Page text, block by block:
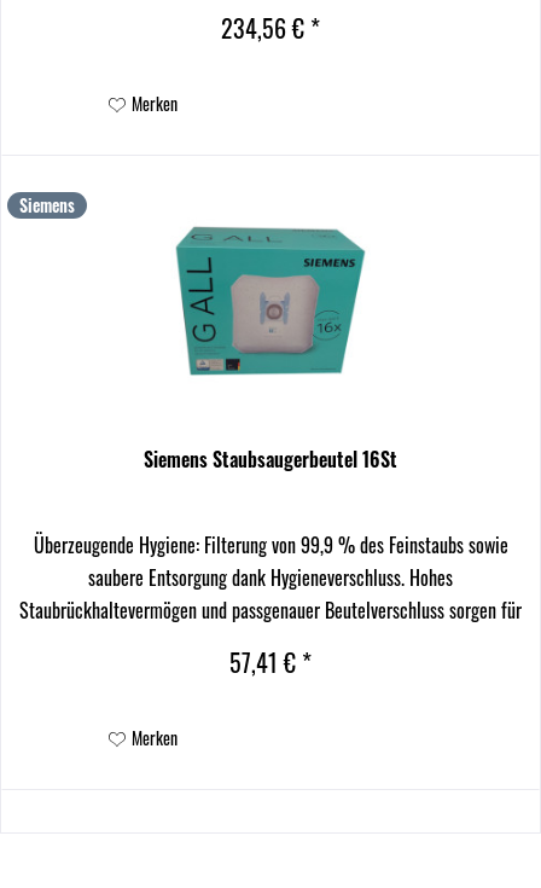
234,56 € *
Merken
Siemens
Siemens Staubsaugerbeutel 16St
Überzeugende Hygiene: Filterung von 99,9 % des Feinstaubs sowie
saubere Entsorgung dank Hygieneverschluss. Hohes
Staubrückhaltevermögen und passgenauer Beutelverschluss sorgen für
57,41 € *
Merken